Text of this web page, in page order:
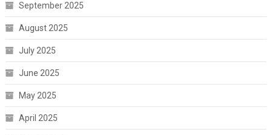
September 2025
August 2025
July 2025
June 2025
May 2025
April 2025